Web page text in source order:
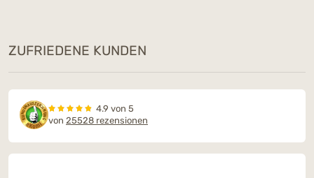
ZUFRIEDENE KUNDEN
4.9 von 5
von 25528 rezensionen